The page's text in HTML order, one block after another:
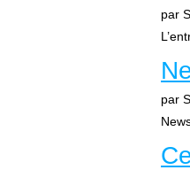
par
par